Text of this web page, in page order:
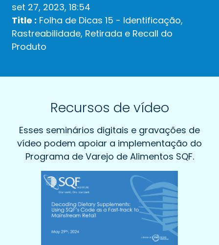
set 27, 2023, 18:54
Title : Folha de Dicas 15 - Identificação,
Rastreabilidade, Retirada e Recall do
Produto
Recursos de vídeo
Esses seminários digitais e gravações de
vídeo podem apoiar a implementação do
Programa de Varejo de Alimentos SQF.